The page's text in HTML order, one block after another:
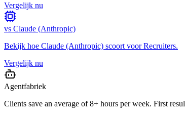
Vergelijk nu
vs Claude (Anthropic)
Bekijk hoe Claude (Anthropic) scoort voorRecruiters.
Vergelijk nu
Agentfabriek
Clients save an average of 8+ hours per week. First